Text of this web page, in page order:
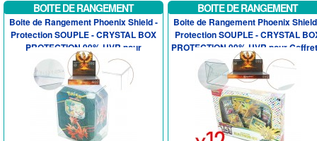
BOITE DE RANGEMENT
Boite de Rangement Phoenix Shield -
Protection SOUPLE - CRYSTAL BOX
PROTECTION 99% UVR pour
POKEBOX...
BOITE DE RANGEMENT
Boite de Rangement Phoenix
Protection SOUPLE - CRYSTAL
PROTECTION 99% UVR pour